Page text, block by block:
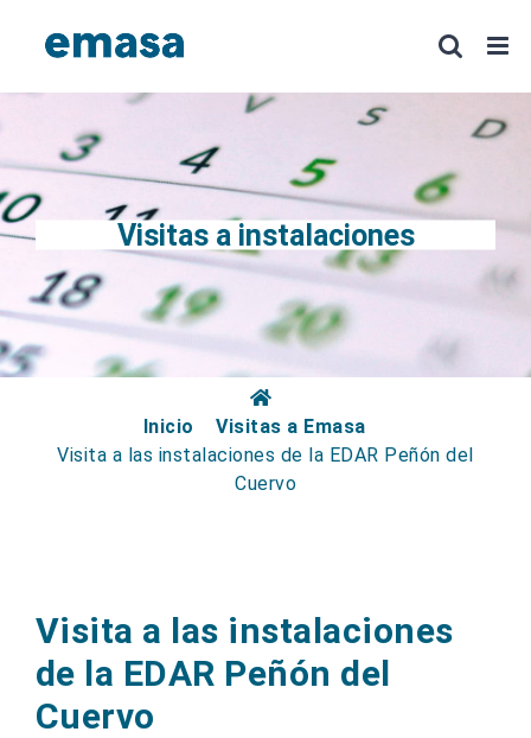
Visitas a instalaciones
Inicio
Visitas a Emasa
Visita a las instalaciones de la EDAR Peñón del
Cuervo
Visita a las instalaciones
de la EDAR Peñón del
Cuervo